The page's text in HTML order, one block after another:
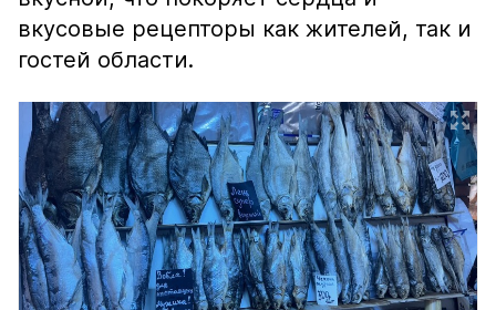
вкусовые рецепторы как жителей, так и
гостей области.